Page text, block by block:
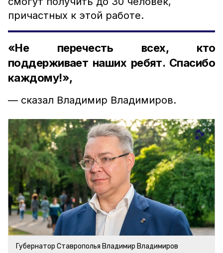
причастных к этой работе.
«Не перечесть всех, кто
поддерживает наших ребят. Спасибо
каждому!»,
— сказал Владимир Владимиров.
Губернатор Ставрополья Владимир Владимиров